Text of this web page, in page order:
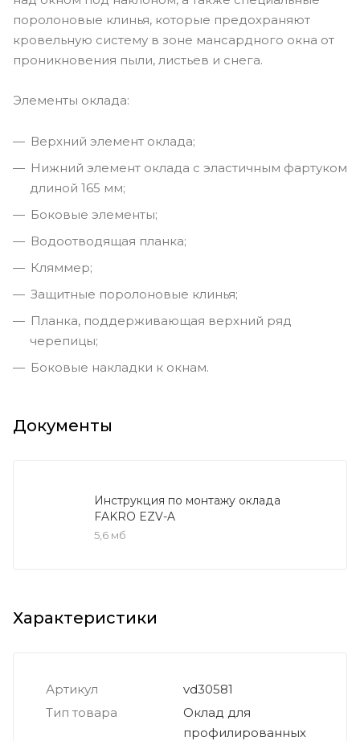
поролоновые клинья, которые предохраняют
кровельную систему в зоне мансардного окна от
проникновения пыли, листьев и снега.
Элементы оклада:
Верхний элемент оклада;
Нижний элемент оклада с эластичным фартуком
длиной 165 мм;
Боковые элементы;
Водоотводящая планка;
Кляммер;
Защитные поролоновые клинья;
Планка, поддерживающая верхний ряд
черепицы;
Боковые накладки к окнам.
Документы
Инструкция по монтажу оклада
FAKRO EZV-A
5,6 мб
Характеристики
Артикул
vd30581
Тип товара
Оклад для
профилированных